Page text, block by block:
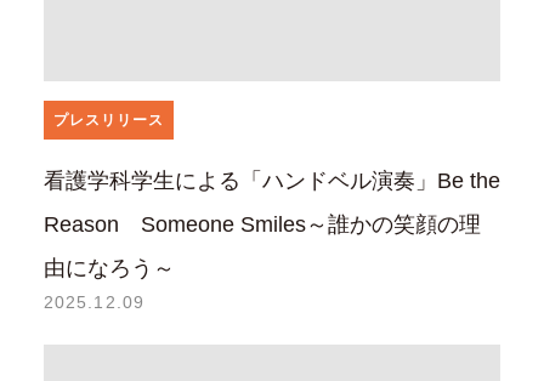
プレスリリース
看護学科学生による「ハンドベル演奏」Be the
Reason Someone Smiles～誰かの笑顔の理
由になろう～
2025.12.09